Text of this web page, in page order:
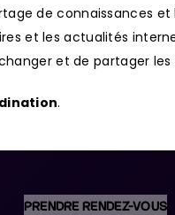
de connaissances et
et les actualités
et de partager
.
PRENDRE RENDEZ-VOUS